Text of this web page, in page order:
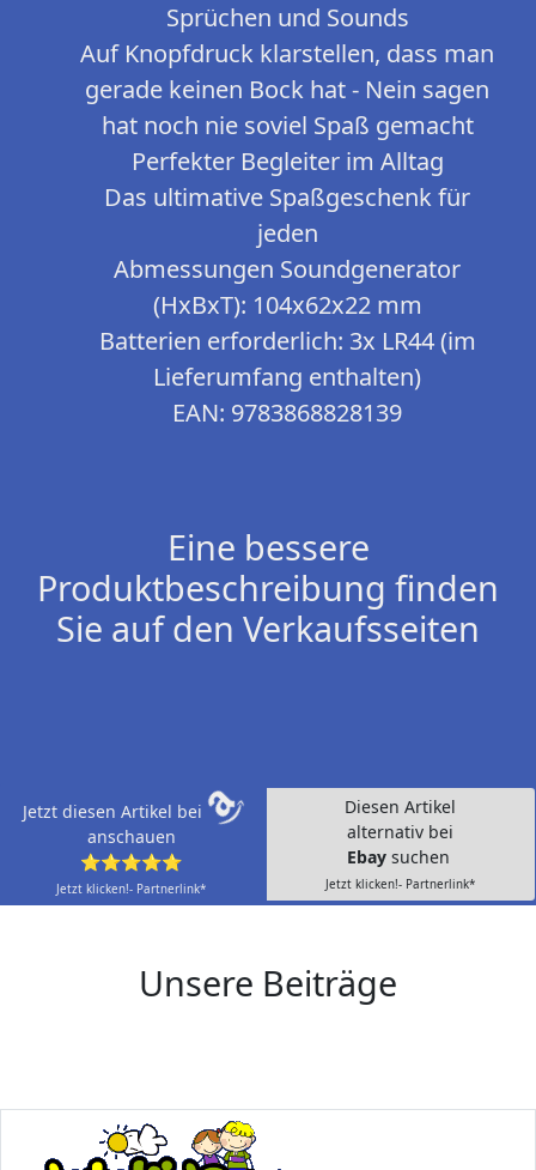
Sprüchen und Sounds
Auf Knopfdruck klarstellen, dass man
gerade keinen Bock hat - Nein sagen
hat noch nie soviel Spaß gemacht
Perfekter Begleiter im Alltag
Das ultimative Spaßgeschenk für
jeden
Abmessungen Soundgenerator
(HxBxT): 104x62x22 mm
Batterien erforderlich: 3x LR44 (im
Lieferumfang enthalten)
EAN: 9783868828139
Eine bessere
Produktbeschreibung finden
Sie auf den Verkaufsseiten
Jetzt diesen Artikel bei
anschauen
⭐⭐⭐⭐⭐
Jetzt klicken!- Partnerlink*
Diesen Artikel
alternativ bei
Ebay suchen
Jetzt klicken!- Partnerlink*
Unsere Beiträge